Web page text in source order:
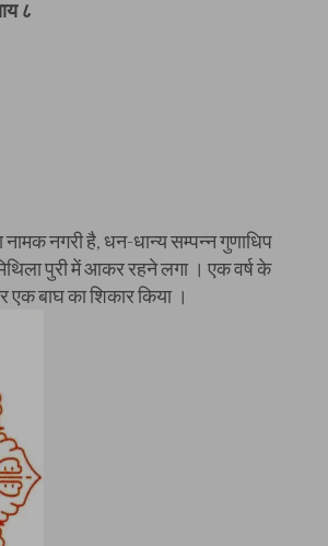
८
नगरी है, धन-धान्य सम्पन्न गुणाधिप
पुरी में आकर रहने लगा । एक वर्ष के
बाघ का शिकार किया ।